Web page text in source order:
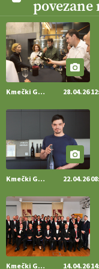
[EKOloško = LOGIČNO
naravno peneče vino,
https://t.co/9fpqD3fCrE
https://t.co/iQ8HkdQnsD
[EKOloško = LOGIČNO
pridelava z mislijo na
@EUAgri #IMCAP #CAP
[EKOloško = LOGIČNO
vlaga.
VEČ
https://
https://t.co/dDwsipE645
povezane
Kmečki Glas 28.04.26
Kmečki Glas 22.04.26
Kmečki Glas 14.04.26